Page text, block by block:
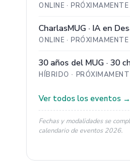
ONLINE · PRÓXIMAMENTE
CharlasMUG · IA en
ONLINE · PRÓXIMAMENTE
30 años del MUG · 30
HÍBRIDO ·
Ver todos los eventos →
Fechas y modalidades se
calendario de eventos 2026.